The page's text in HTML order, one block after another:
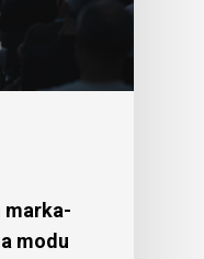
marka-
modu